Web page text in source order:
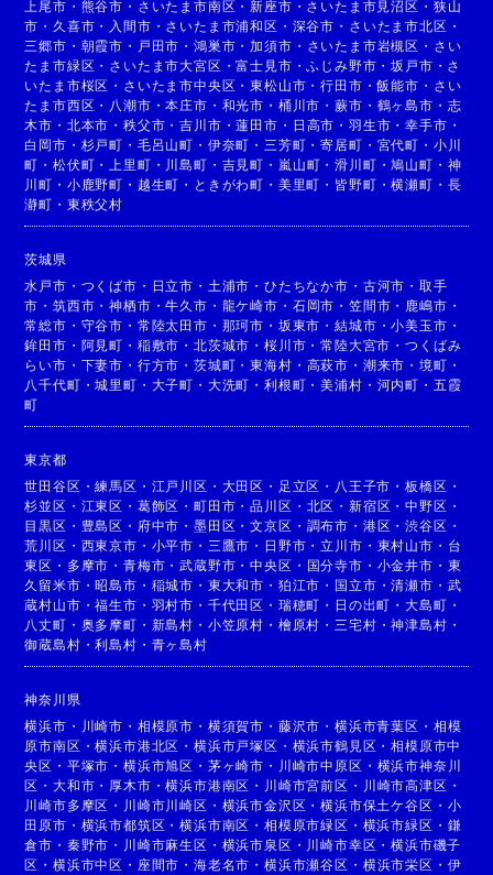
上尾市 ・ 熊谷市 ・ さいたま市南区 ・新座市 ・ さいたま市見沼区 ・ 狭山
市 ・ 久喜市 ・ 入間市 ・ さいたま市浦和区 ・ 深谷市 ・ さいたま市北区 ・
三郷市 ・ 朝霞市 ・ 戸田市 ・鴻巣市 ・加須市 ・ さいたま市岩槻区 ・ さい
たま市緑区 ・ さいたま市大宮区 ・富士見市 ・ふじみ野市 ・坂戸市 ・ さ
いたま市桜区 ・ さいたま市中央区 ・東松山市 ・行田市 ・飯能市 ・ さい
たま市西区 ・ 八潮市 ・本庄市 ・ 和光市 ・ 桶川市 ・蕨市 ・ 鶴ヶ島市 ・ 志
木市 ・ 北本市 ・秩父市 ・吉川市 ・蓮田市 ・ 日高市 ・ 羽生市 ・幸手市 ・
白岡市 ・ 杉戸町 ・ 毛呂山町 ・ 伊奈町 ・ 三芳町 ・寄居町 ・ 宮代町 ・ 小川
町 ・松伏町 ・ 上里町 ・ 川島町 ・ 吉見町 ・ 嵐山町 ・滑川町 ・鳩山町 ・ 神
川町 ・ 小鹿野町 ・ 越生町 ・ ときがわ町 ・ 美里町 ・ 皆野町 ・横瀬町 ・ 長
瀞町 ・ 東秩父村
茨城県
水戸市 ・ つくば市 ・ 日立市 ・ 土浦市 ・ひたちなか市 ・ 古河市 ・ 取手
市 ・筑西市 ・神栖市 ・牛久市 ・ 龍ケ崎市 ・ 石岡市 ・ 笠間市 ・ 鹿嶋市 ・
常総市 ・ 守谷市 ・ 常陸太田市 ・ 那珂市 ・ 坂東市 ・結城市 ・小美玉市 ・
鉾田市 ・ 阿見町 ・ 稲敷市 ・北茨城市 ・桜川市 ・常陸大宮市 ・つくばみ
らい市 ・ 下妻市 ・ 行方市 ・茨城町 ・東海村 ・ 高萩市 ・ 潮来市 ・ 境町 ・
八千代町 ・城里町 ・ 大子町 ・ 大洗町 ・利根町 ・美浦村 ・ 河内町 ・ 五霞
町
東京都
世田谷区 ・練馬区 ・ 江戸川区 ・ 大田区 ・ 足立区 ・ 八王子市 ・板橋区 ・
杉並区 ・ 江東区 ・ 葛飾区 ・町田市 ・品川区 ・ 北区 ・ 新宿区 ・中野区 ・
目黒区 ・ 豊島区 ・ 府中市 ・墨田区 ・文京区 ・ 調布市 ・ 港区 ・渋谷区 ・
荒川区 ・ 西東京市 ・ 小平市 ・ 三鷹市 ・ 日野市 ・立川市 ・ 東村山市 ・ 台
東区 ・ 多摩市 ・青梅市 ・武蔵野市 ・中央区 ・ 国分寺市 ・ 小金井市 ・ 東
久留米市 ・昭島市 ・ 稲城市 ・ 東大和市 ・ 狛江市 ・ 国立市 ・清瀬市 ・ 武
蔵村山市 ・福生市 ・ 羽村市 ・ 千代田区 ・ 瑞穂町 ・ 日の出町 ・大島町 ・
八丈町 ・ 奥多摩町 ・ 新島村 ・ 小笠原村 ・ 檜原村 ・ 三宅村 ・神津島村 ・
御蔵島村 ・利島村 ・ 青ヶ島村
神奈川県
横浜市 ・ 川崎市 ・ 相模原市 ・ 横須賀市 ・ 藤沢市 ・横浜市青葉区 ・ 相模
原市南区 ・横浜市港北区 ・横浜市戸塚区 ・ 横浜市鶴見区 ・相模原市中
央区 ・ 平塚市 ・横浜市旭区 ・ 茅ヶ崎市 ・ 川崎市中原区 ・ 横浜市神奈川
区 ・大和市 ・ 厚木市 ・横浜市港南区 ・ 川崎市宮前区 ・ 川崎市高津区 ・
川崎市多摩区 ・ 川崎市川崎区 ・ 横浜市金沢区 ・横浜市保土ケ谷区 ・ 小
田原市 ・ 横浜市都筑区 ・横浜市南区 ・相模原市緑区 ・ 横浜市緑区 ・ 鎌
倉市 ・ 秦野市 ・ 川崎市麻生区 ・ 横浜市泉区 ・ 川崎市幸区 ・横浜市磯子
区 ・横浜市中区 ・ 座間市 ・海老名市 ・横浜市瀬谷区 ・ 横浜市栄区 ・ 伊